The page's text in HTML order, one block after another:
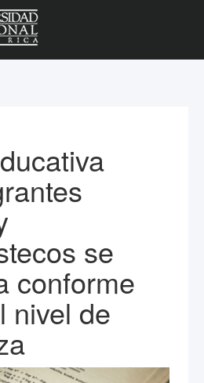
se
conforme
nivel de